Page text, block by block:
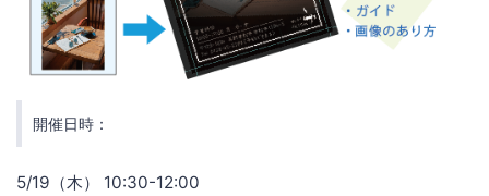
開催日時：
5/19（木） 10:30-12:00